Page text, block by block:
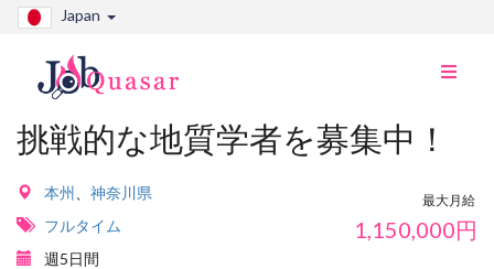
Japan
ナ
え
挑戦的な地質学者を募集中！
本州
神奈川県
フルタイム
週5日間
最大月給
1,150,000円